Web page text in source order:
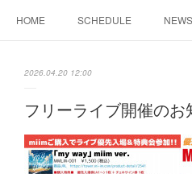
HOME SCHEDULE NEWS
2026.04.20 12:00
フリーライブ開催のお